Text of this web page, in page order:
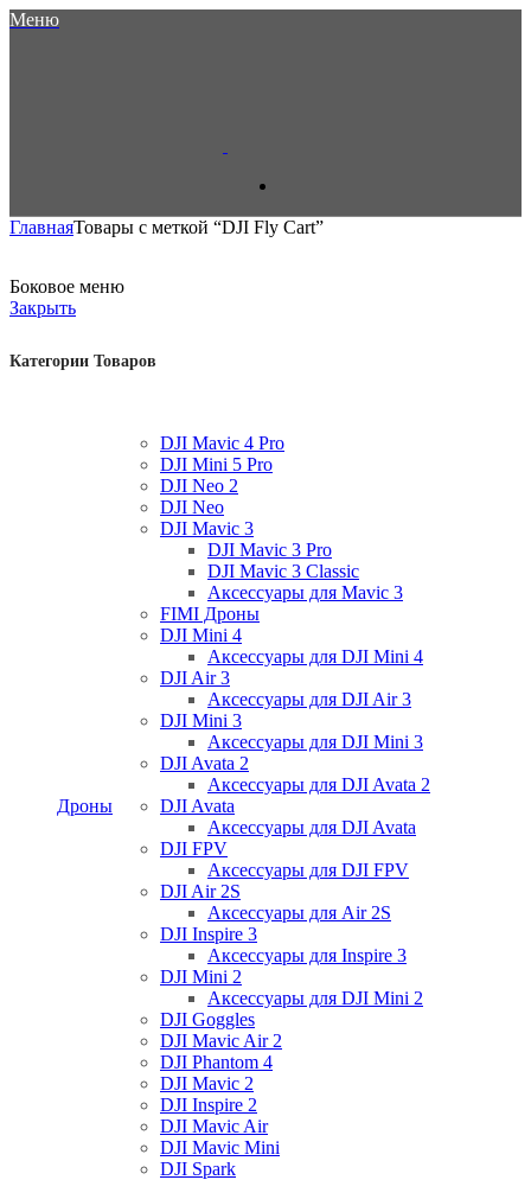
Меню
ГлавнаяТовары с меткой “DJI Fly Cart”
Боковое меню
Закрыть
Категории Товаров
Дроны
DJI Mavic 4 Pro
DJI Mini 5 Pro
DJI Neo 2
DJI Neo
DJI Mavic 3
DJI Mavic 3 Pro
DJI Mavic 3 Classic
Аксессуары для Mavic 3
FIMI Дроны
DJI Mini 4
Аксессуары для DJI Mini 4
DJI Air 3
Аксессуары для DJI Air 3
DJI Mini 3
Аксессуары для DJI Mini 3
DJI Avata 2
Аксессуары для DJI Avata 2
DJI Avata
Аксессуары для DJI Avata
DJI FPV
Аксессуары для DJI FPV
DJI Air 2S
Аксессуары для Air 2S
DJI Inspire 3
Аксессуары для Inspire 3
DJI Mini 2
Аксессуары для DJI Mini 2
DJI Goggles
DJI Mavic Air 2
DJI Phantom 4
DJI Mavic 2
DJI Inspire 2
DJI Mavic Air
DJI Mavic Mini
DJI Spark